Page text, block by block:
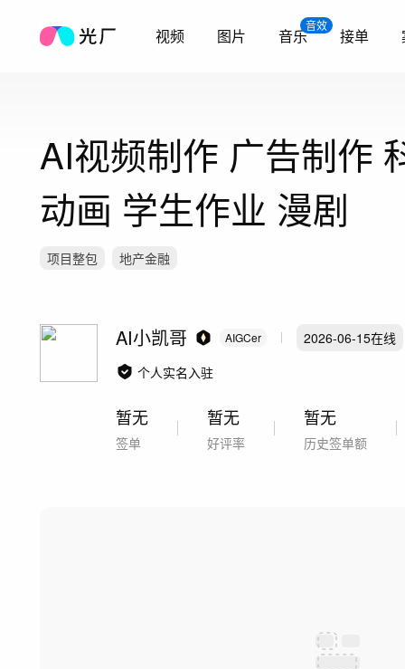
视频 图片
音效
音乐 接单
AI视频制作 广告制作
动画 学生作业 漫剧
项目整包 地产金融
AI小凯哥 AIGCer 2026-06-15在线
个人实名入驻
暂无
签单
暂无
好评率
暂无
历史签单额